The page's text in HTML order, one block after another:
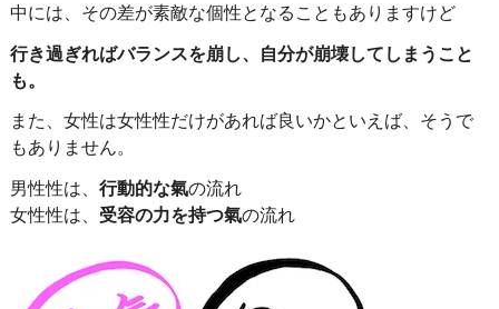
中には、その差が素敵な個性となることもありますけど
行き過ぎればバランスを崩し、自分が崩壊してしまうこと
も。
また、女性は女性性だけがあれば良いかといえば、そうで
もありません。
男性性は、行動的な氣の流れ
女性性は、 受容の力を持つ氣の流れ